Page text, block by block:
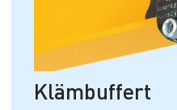
Klämbuffert